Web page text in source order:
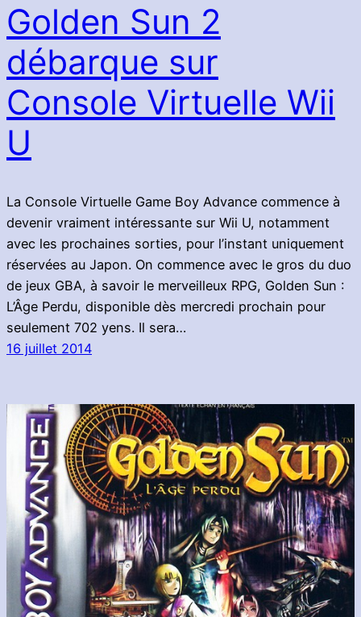
Golden Sun 2
débarque sur
Console Virtuelle Wii
U
La Console Virtuelle Game Boy Advance commence à
devenir vraiment intéressante sur Wii U, notamment
avec les prochaines sorties, pour l’instant uniquement
réservées au Japon. On commence avec le gros du duo
de jeux GBA, à savoir le merveilleux RPG, Golden Sun :
L’Âge Perdu, disponible dès mercredi prochain pour
seulement 702 yens. Il sera…
16 juillet 2014